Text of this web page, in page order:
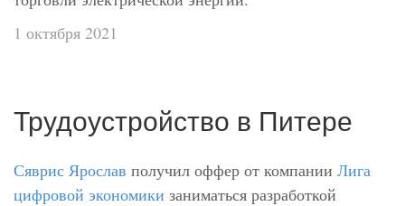
1 октября 2021
Трудоустройство в Питере
Сяврис Ярослав получил оффер от компании Лига
цифровой экономики заниматься разработкой